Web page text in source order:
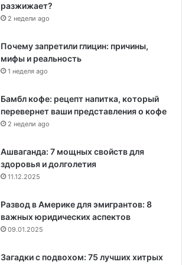
разжижает?
2 недели ago
Почему запретили глицин: причины,
мифы и реальность
1 неделя ago
Бамбл кофе: рецепт напитка, который
перевернет ваши представления о кофе
2 недели ago
Ашваганда: 7 мощных свойств для
здоровья и долголетия
11.12.2025
Развод в Америке для эмигрантов: 8
важных юридических аспектов
09.01.2025
Загадки с подвохом: 75 лучших хитрых